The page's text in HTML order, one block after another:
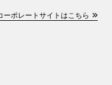
ーポレートサイトはこちら